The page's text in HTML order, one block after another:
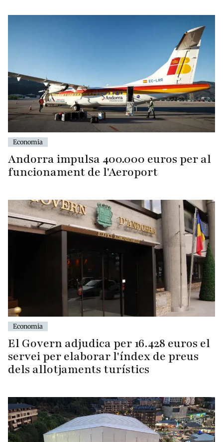
Economia
Andorra impulsa 400.000 euros per al
funcionament de l'Aeroport
Economia
El Govern adjudica per 16.428 euros el
servei per elaborar l'índex de preus
dels allotjaments turístics